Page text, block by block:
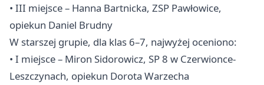
• III miejsce – Hanna Bartnicka, ZSP Pawłowice,
opiekun Daniel Brudny
W starszej grupie, dla klas 6–7, najwyżej oceniono:
• I miejsce – Miron Sidorowicz, SP 8 w Czerwionce-
Leszczynach, opiekun Dorota Warzecha